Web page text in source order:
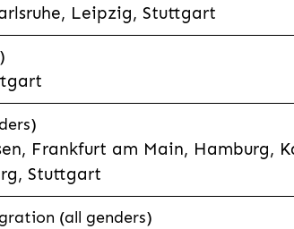
Leipzig, Stuttgart
Frankfurt am Main, Hamburg,
Stuttgart
(all genders)